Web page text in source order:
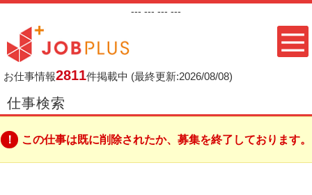
--- --- --- ---
お仕事情報2811件掲載中 (最終更新:2026/08/08)
仕事検索
この仕事は既に削除されたか、募集を終了しております。